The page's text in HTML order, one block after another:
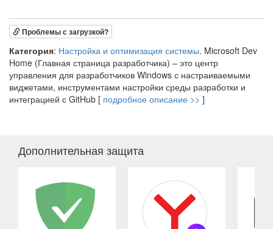
Проблемы с загрузкой?
Категория: Настройка и оптимизация системы. Microsoft Dev
Home (Главная страница разработчика) – это центр
управления для разработчиков Windows с настраиваемыми
виджетами, инструментами настройки среды разработки и
интеграцией с GitHub [ подробное описание >> ]
Дополнительная защита